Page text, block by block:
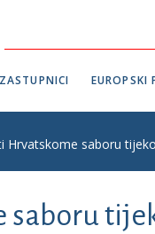
ZASTUPNICI EUROPSKI
Hrvatskome saboru
saboru